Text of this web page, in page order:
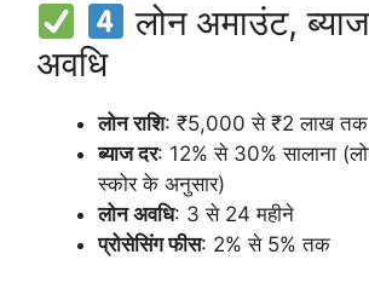
लोन अमाउंट,
अवधि
लोन राशि: ₹5,000 से ₹2 लाख तक
ब्याज दर: 12% से 30% सालाना
स्कोर के अनुसार)
लोन अवधि: 3 से 24 महीने
प्रोसेसिंग फीस: 2% से 5% तक